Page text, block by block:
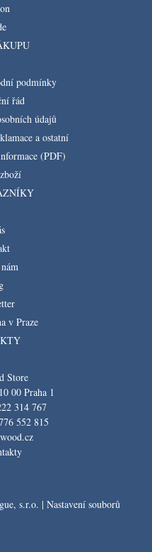
podmínky
řád
údajů
a ostatní
(PDF)
v Praze
Store
00 Praha 1
314 767
552 815
s.r.o. | Nastavení souborů